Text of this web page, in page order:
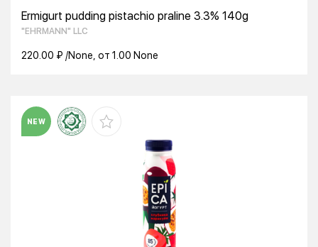
Ermigurt pudding pistachio praline 3.3% 140g
"EHRMANN" LLC
220.00 ₽ /None, от 1.00 None
NEW